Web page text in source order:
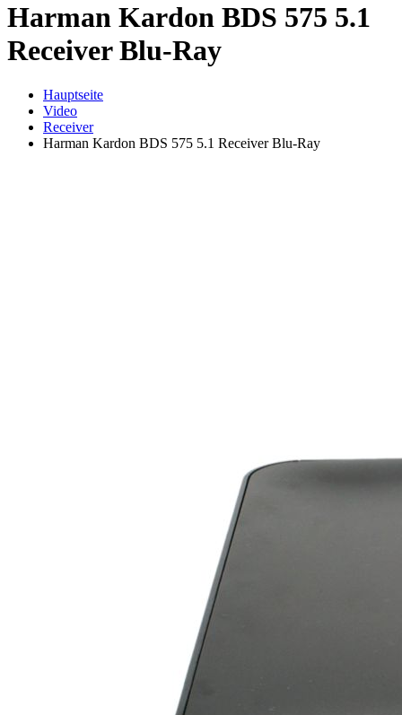
Harman Kardon BDS 575 5.1
Receiver Blu-Ray
Hauptseite
Video
Receiver
Harman Kardon BDS 575 5.1 Receiver Blu-Ray